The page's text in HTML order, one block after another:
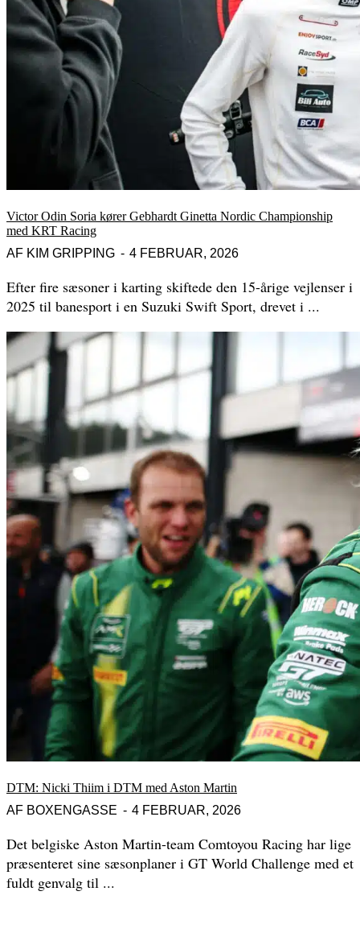
Victor Odin Soria kører Gebhardt Ginetta Nordic Championship
med KRT Racing
AF KIM GRIPPING 4 FEBRUAR, 2026
Efter fire sæsoner i karting skiftede den 15-årige vejlenser i
2025 til banesport i en Suzuki Swift Sport, drevet i ...
DTM: Nicki Thiim i DTM med Aston Martin
AF BOXENGASSE 4 FEBRUAR, 2026
Det belgiske Aston Martin-team Comtoyou Racing har lige
præsenteret sine sæsonplaner i GT World Challenge med et
fuldt genvalg til ...